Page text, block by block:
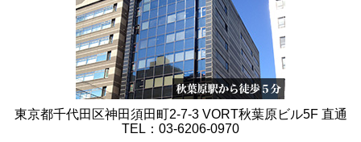
東京都千代田区神田須田町2-7-3 VORT秋葉原ビル5F 直通
TEL：03-6206-0970